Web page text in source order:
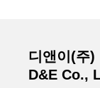
디앤이(주)
D&E Co.,